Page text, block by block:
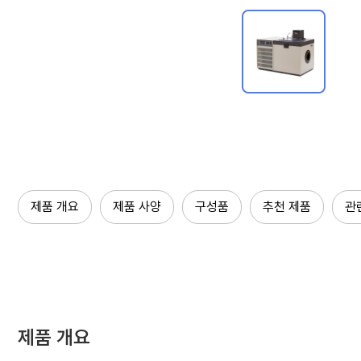
제품 개요 제품 사양 구성품 추천 제품 관
제품 개요